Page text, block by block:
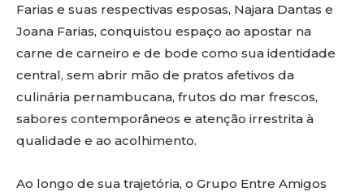
Farias e suas respectivas esposas, Najara Dantas e
Joana Farias, conquistou espaço ao apostar na
carne de carneiro e de bode como sua identidade
central, sem abrir mão de pratos afetivos da
culinária pernambucana, frutos do mar frescos,
sabores contemporâneos e atenção irrestrita à
qualidade e ao acolhimento.
Ao longo de sua trajetória, o Grupo Entre Amigos